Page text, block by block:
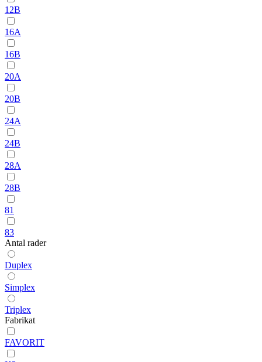
12B
16A
16B
20A
20B
24A
24B
28A
28B
81
83
Antal rader
Duplex
Simplex
Triplex
Fabrikat
FAVORIT